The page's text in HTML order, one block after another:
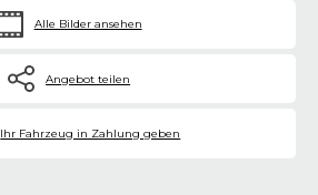
Alle Bilder ansehen
Angebot teilen
Ihr Fahrzeug in Zahlung geben